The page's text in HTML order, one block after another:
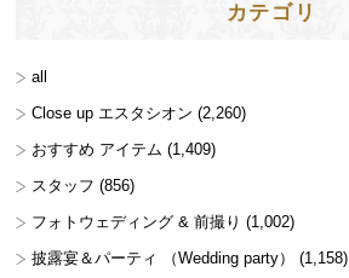
カテゴリ
all
Close up エスタシオン (2,260)
おすすめ アイテム (1,409)
スタッフ (856)
フォトウェディング & 前撮り (1,002)
披露宴＆パーティ （Wedding party）
(1,158)